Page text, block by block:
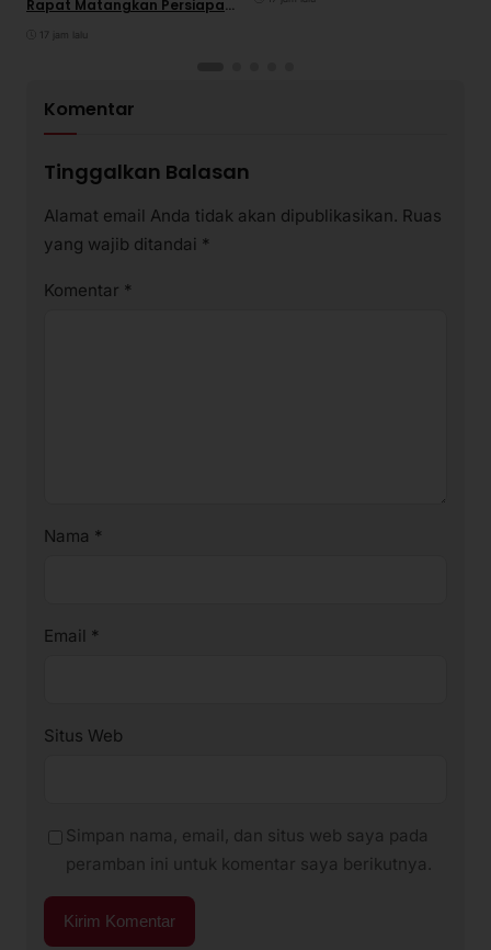
Rapat Matangkan Persiapan
17 jam lalu
Komentar
Tinggalkan Balasan
Alamat email Anda tidak akan dipublikasikan. Ruas
yang wajib ditandai *
Komentar *
Nama *
Email *
Situs Web
Simpan nama, email, dan situs web saya pada
peramban ini untuk komentar saya berikutnya.